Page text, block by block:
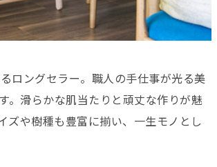
ロングセラー。職人の手仕事が光る美
。滑らかな肌当たりと頑丈な作りが魅
ズや樹種も豊富に揃い、一生モノとし